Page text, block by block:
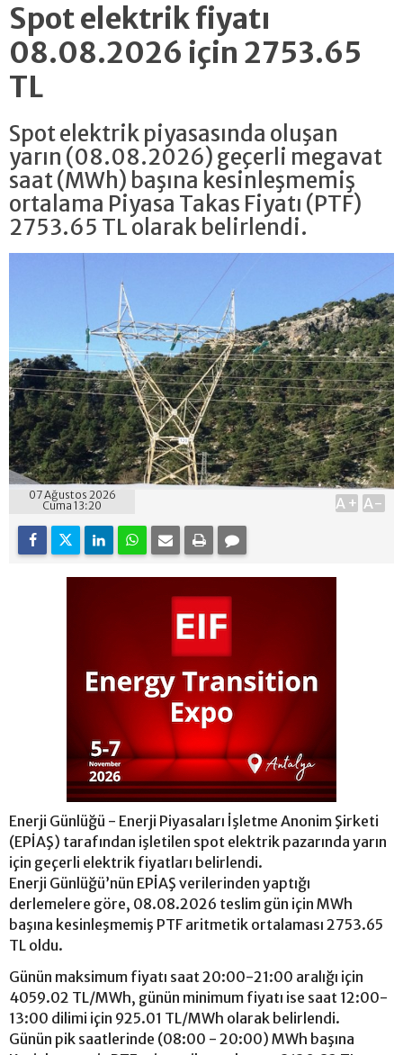
Spot elektrik fiyatı
08.08.2026 için 2753.65
TL
Spot elektrik piyasasında oluşan
yarın (08.08.2026) geçerli megavat
saat (MWh) başına kesinleşmemiş
ortalama Piyasa Takas Fiyatı (PTF)
2753.65 TL olarak belirlendi.
07 Ağustos 2026
Cuma 13:20
A+ A-
Enerji Günlüğü - Enerji Piyasaları İşletme Anonim Şirketi
(EPİAŞ) tarafından işletilen spot elektrik pazarında yarın
için geçerli elektrik fiyatları belirlendi.
Enerji Günlüğü’nün EPİAŞ verilerinden yaptığı
derlemelere göre, 08.08.2026 teslim gün için MWh
başına kesinleşmemiş PTF aritmetik ortalaması 2753.65
TL oldu.
Günün maksimum fiyatı saat 20:00-21:00 aralığı için
4059.02 TL/MWh, günün minimum fiyatı ise saat 12:00-
13:00 dilimi için 925.01 TL/MWh olarak belirlendi.
Günün pik saatlerinde (08:00 - 20:00) MWh başına